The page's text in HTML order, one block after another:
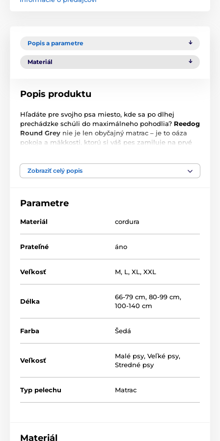
Popis a parametre
Materiál
Popis produktu
Hľadáte pre svojho psa miesto, kde sa po dlhej
prechádzke schúli do maximálneho pohodlia? Reedog
Round Grey nie je len obyčajný matrac – je to oáza
pokoja a mäkkosti, ktorú si váš pes zamiluje na prvé
Odolnosť na prvom mieste:
odolá aj občasnému hrabaniu alebo škrabaniu
Hygiena bez námahy:
Zobraziť celý popis
Parametre
Materiál cordura
Prateľné áno
Veľkosť M, L, XL, XXL
Délka
66-79 cm, 80-99 cm,
100-140 cm
Farba Šedá
Veľkosť
Malé psy, Veľké psy,
Stredné psy
Typ pelechu Matrac
Materiál